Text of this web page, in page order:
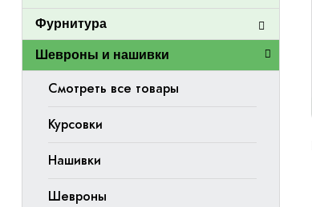
Фурнитура
Шевроны и нашивки
Смотреть все товары
Курсовки
Нашивки
Шевроны